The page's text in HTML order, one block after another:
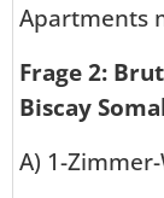
Apartments
Frage 2:
Biscay
A) 1-